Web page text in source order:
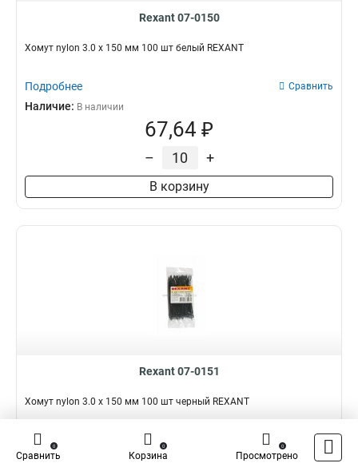
Rexant 07-0150
Хомут nylon 3.0 х 150 мм 100 шт белый REXANT
Подробнее Сравнить
Наличие: В наличии
67,64 ₽
– +
В корзину
Rexant 07-0151
Хомут nylon 3.0 х 150 мм 100 шт черный REXANT
Подробнее Сравнить
Наличие:
Сравнить
0
Корзина
0
Просмотрено
0